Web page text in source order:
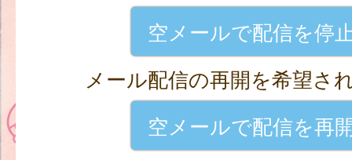
空メールで配信を停
メール配信の再開を希望さ
空メールで配信を再